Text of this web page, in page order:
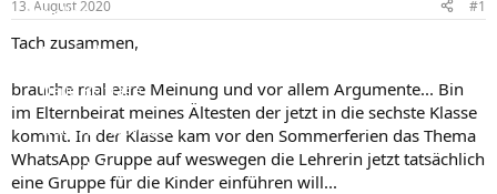
Aktuelles
Empfohlene Inhalte
Neue Beiträge
Neueste Aktivitäten
Leserartikel
m
13. August 2020 #1
Tach zusammen,
brauche mal eure Meinung und vor allem Argumente... Bin
im Elternbeirat meines Ältesten der jetzt in die sechste Klasse
kommt. In der Klasse kam vor den Sommerferien das Thema
WhatsApp Gruppe auf weswegen die Lehrerin jetzt tatsächlich
eine Gruppe für die Kinder einführen will...